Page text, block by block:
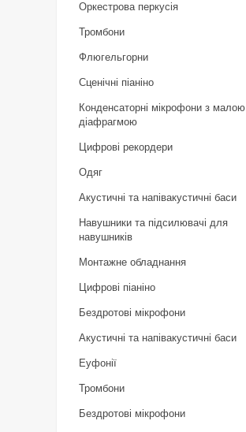
Оркестрова перкусія
Тромбони
Флюгельгорни
Сценічні піаніно
Конденсаторні мікрофони з малою
діафрагмою
Цифрові рекордери
Одяг
Акустичні та напівакустичні баси
Навушники та підсилювачі для
навушників
Монтажне обладнання
Цифрові піаніно
Бездротові мікрофони
Акустичні та напівакустичні баси
Еуфонії
Тромбони
Бездротові мікрофони